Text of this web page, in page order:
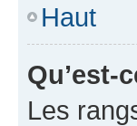
Haut
Qu’est-
Les